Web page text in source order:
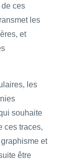
ces
les
et
les
souhaite
ces traces,
et
être